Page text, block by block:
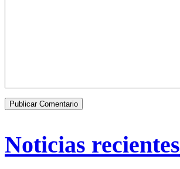
Noticias recientes